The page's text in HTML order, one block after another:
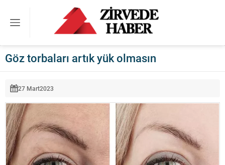
Göz torbaları artık yük olmasın
27 Mart2023